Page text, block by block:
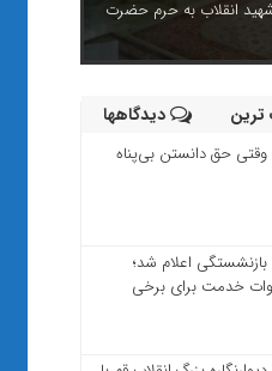
دیدگاهها
وقتی حق دانستن بی‌پناه
اعلام شد؛
خدمت برای برخی